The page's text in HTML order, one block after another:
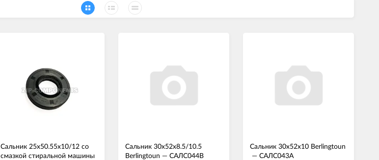
Сальник 25x50.55x10/12 со
смазкой стиральной машины
Сальник 30x52x8.5/10.5
Berlingtoun — САЛС044В
Сальник 30x52x10 Berlingtoun
— САЛС043А